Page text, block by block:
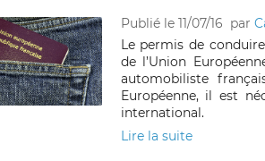
Publié le 11/07/16 par
Le permis de
de l’Union
automobiliste
Européenne, il est
international.
Lire la suite